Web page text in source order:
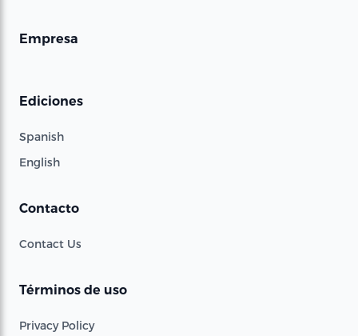
Empresa
Ediciones
Spanish
English
Contacto
Contact Us
Términos de uso
Privacy Policy